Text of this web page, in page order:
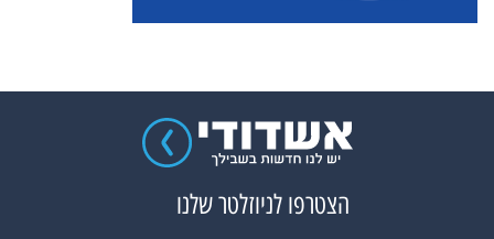
הצטרפו לניוזלטר שלנו